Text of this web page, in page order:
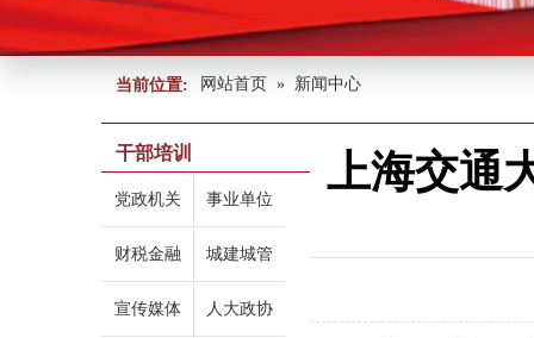
当前位置: 网站首页 » 新闻中心
干部培训
党政机关 事业单位
财税金融 城建城管
宣传媒体 人大政协
上海交通